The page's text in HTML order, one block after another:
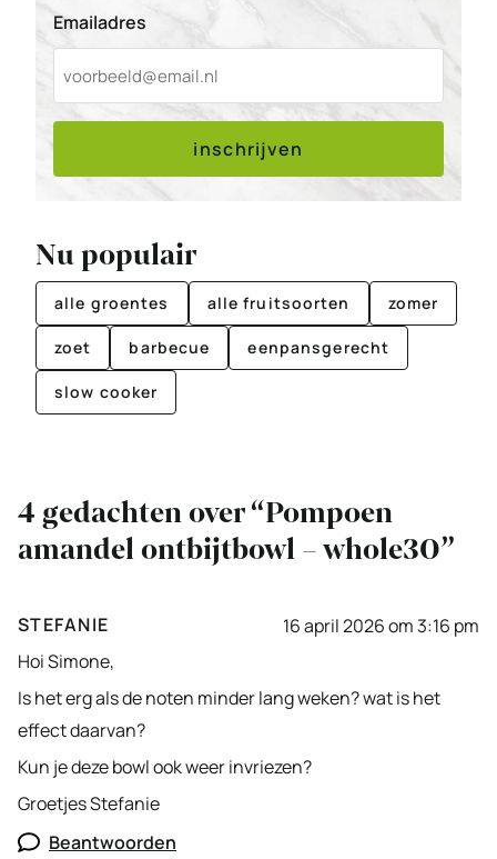
Emailadres
inschrijven
Nu populair
alle groentes alle fruitsoorten zomer
zoet barbecue eenpansgerecht
slow cooker
4 gedachten over “Pompoen
amandel ontbijtbowl – whole30”
STEFANIE
16 april 2026 om 3:16 pm
Hoi Simone,
Is het erg als de noten minder lang weken? wat is het
effect daarvan?
Kun je deze bowl ook weer invriezen?
Groetjes Stefanie
Beantwoorden